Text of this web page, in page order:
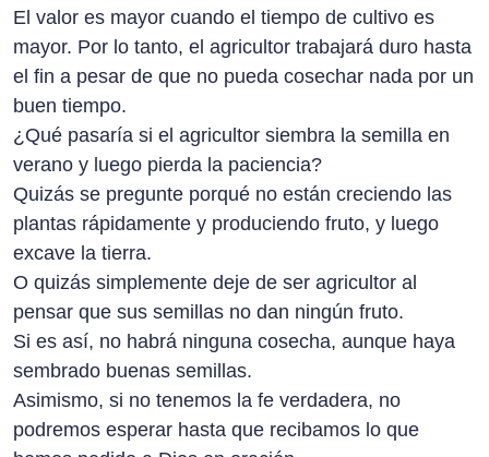
El valor es mayor cuando el tiempo de cultivo es
mayor. Por lo tanto, el agricultor trabajará duro hasta
el fin a pesar de que no pueda cosechar nada por un
buen tiempo.
¿Qué pasaría si el agricultor siembra la semilla en
verano y luego pierda la paciencia?
Quizás se pregunte porqué no están creciendo las
plantas rápidamente y produciendo fruto, y luego
excave la tierra.
O quizás simplemente deje de ser agricultor al
pensar que sus semillas no dan ningún fruto.
Si es así, no habrá ninguna cosecha, aunque haya
sembrado buenas semillas.
Asimismo, si no tenemos la fe verdadera, no
podremos esperar hasta que recibamos lo que